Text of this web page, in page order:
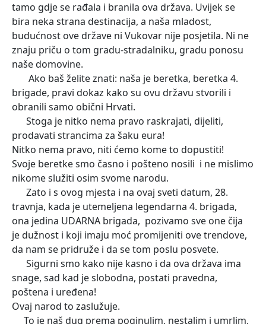
tamo gdje se rađala i branila ova država. Uvijek se
bira neka strana destinacija, a naša mladost,
budućnost ove države ni Vukovar nije posjetila. Ni ne
znaju priču o tom gradu-stradalniku, gradu ponosu
naše domovine.
Ako baš želite znati: naša je beretka, beretka 4.
brigade, pravi dokaz kako su ovu državu stvorili i
obranili samo obični Hrvati.
Stoga je nitko nema pravo raskrajati, dijeliti,
prodavati strancima za šaku eura!
Nitko nema pravo, niti ćemo kome to dopustiti!
Svoje beretke smo časno i pošteno nosili i ne mislimo
nikome služiti osim svome narodu.
Zato i s ovog mjesta i na ovaj sveti datum, 28.
travnja, kada je utemeljena legendarna 4. brigada,
ona jedina UDARNA brigada, pozivamo sve one čija
je dužnost i koji imaju moć promijeniti ove trendove,
da nam se pridruže i da se tom poslu posvete.
Sigurni smo kako nije kasno i da ova država ima
snage, sad kad je slobodna, postati pravedna,
poštena i uređena!
Ovaj narod to zaslužuje.
To je naš dug prema poginulim, nestalim i umrlim,